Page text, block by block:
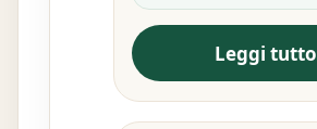
Leggi tutto